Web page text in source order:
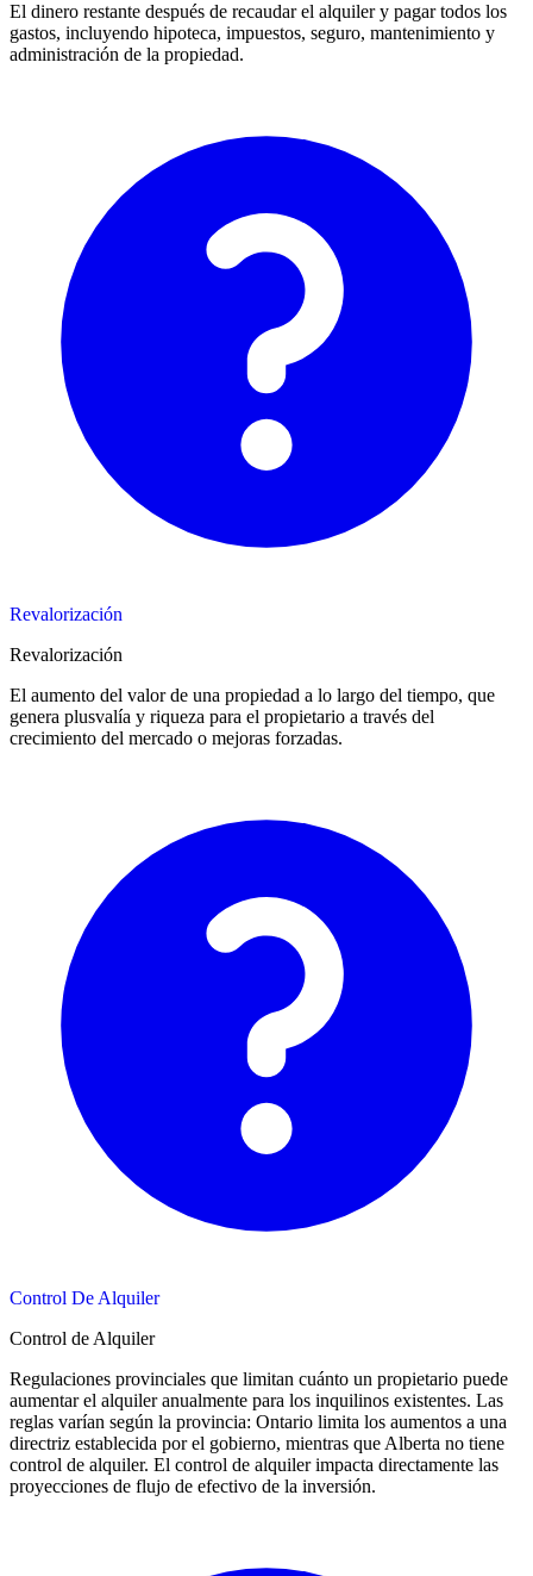
El dinero restante después de recaudar el alquiler y pagar todos los
gastos, incluyendo hipoteca, impuestos, seguro, mantenimiento y
administración de la propiedad.
Revalorización
Revalorización
El aumento del valor de una propiedad a lo largo del tiempo, que
genera plusvalía y riqueza para el propietario a través del
crecimiento del mercado o mejoras forzadas.
Control De Alquiler
Control de Alquiler
Regulaciones provinciales que limitan cuánto un propietario puede
aumentar el alquiler anualmente para los inquilinos existentes. Las
reglas varían según la provincia: Ontario limita los aumentos a una
directriz establecida por el gobierno, mientras que Alberta no tiene
control de alquiler. El control de alquiler impacta directamente las
proyecciones de flujo de efectivo de la inversión.